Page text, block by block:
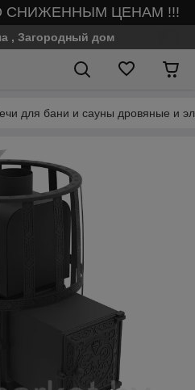
СНИЖЕННЫМ ЦЕНАМ !!!
, Загородный дом
для бани и сауны дровяные и